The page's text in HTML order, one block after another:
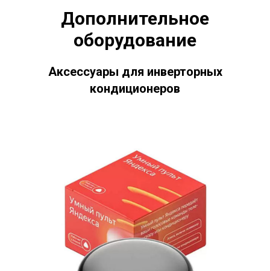
Inverter:
Каталог CHERBROOKE 2025
Низкотемпературный комплект
Сертификат сплит-системы
Дополнительное
оборудование
Аксессуары для инверторных
кондиционеров